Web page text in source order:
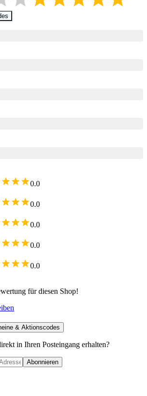
0.0
0.0
0.0
0.0
0.0
für diesen Shop!
& Aktionscodes
in Ihren Posteingang erhalten?
Abonnieren